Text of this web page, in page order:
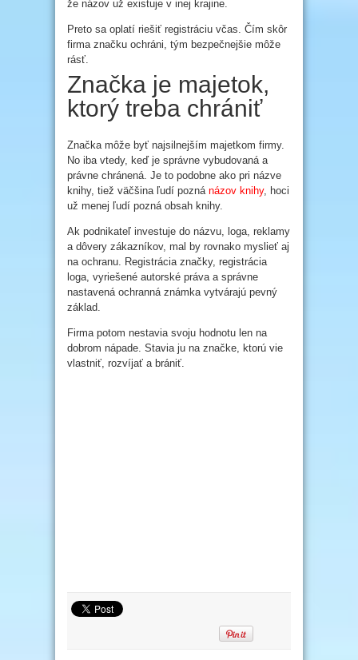
že názov už existuje v inej krajine.
Preto sa oplatí riešiť registráciu včas. Čím skôr
firma značku ochráni, tým bezpečnejšie môže
rásť.
Značka je majetok,
ktorý treba chrániť
Značka môže byť najsilnejším majetkom firmy.
No iba vtedy, keď je správne vybudovaná a
právne chránená. Je to podobne ako pri názve
knihy, tiež väčšina ľudí pozná názov knihy, hoci
už menej ľudí pozná obsah knihy.
Ak podnikateľ investuje do názvu, loga, reklamy
a dôvery zákazníkov, mal by rovnako myslieť aj
na ochranu. Registrácia značky, registrácia
loga, vyriešené autorské práva a správne
nastavená ochranná známka vytvárajú pevný
základ.
Firma potom nestavia svoju hodnotu len na
dobrom nápade. Stavia ju na značke, ktorú vie
vlastniť, rozvíjať a brániť.